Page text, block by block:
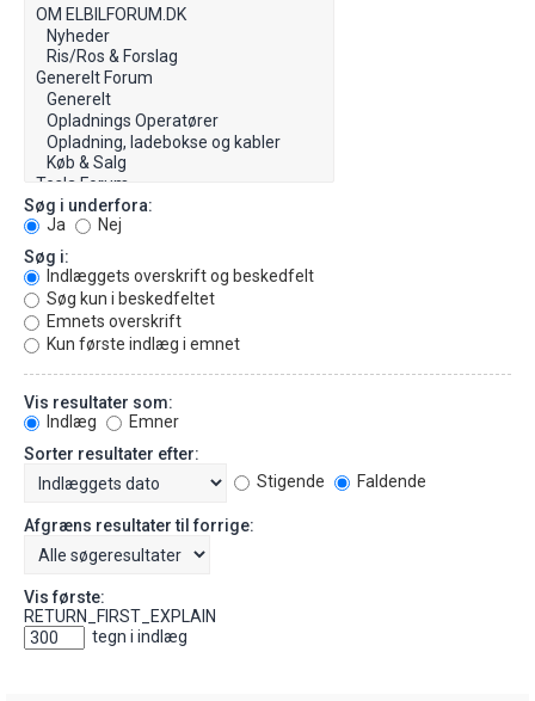
Søg i underfora:
Ja
Nej
Søg i:
Indlæggets overskrift og beskedfelt
Søg kun i beskedfeltet
Emnets overskrift
Kun første indlæg i emnet
Vis resultater som:
Indlæg
Emner
Sorter resultater efter:
Stigende
Faldende
Afgræns resultater til forrige:
Vis første:
RETURN_FIRST_EXPLAIN
tegn i indlæg